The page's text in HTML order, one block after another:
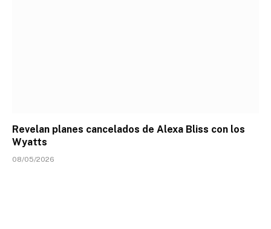
Revelan planes cancelados de Alexa Bliss con los
Wyatts
08/05/2026